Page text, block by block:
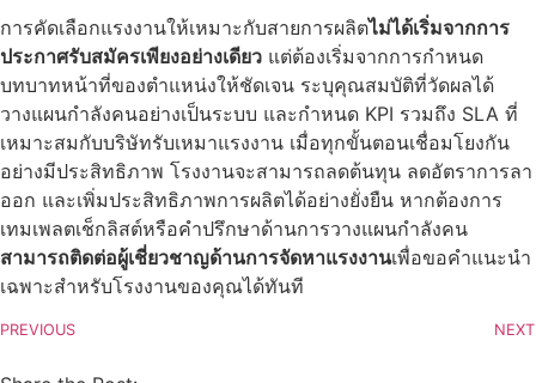
การคัดเลือกแรงงานให้เหมาะกับสายการผลิตไม่ได้เริ่มจากการ
ประกาศรับสมัครเพียงอย่างเดียว แต่ต้องเริ่มจากการกำหนด
บทบาทหน้าที่ของตำแหน่งให้ชัดเจน ระบุคุณสมบัติที่วัดผลได้
วางแผนกำลังคนอย่างเป็นระบบ และกำหนด KPI รวมถึง SLA ที่
เหมาะสมกับบริษัทรับเหมาแรงงาน เมื่อทุกขั้นตอนเชื่อมโยงกัน
อย่างมีประสิทธิภาพ โรงงานจะสามารถลดต้นทุน ลดอัตราการลา
ออก และเพิ่มประสิทธิภาพการผลิตได้อย่างยั่งยืน หากต้องการ
เทมเพลตเช็กลิสต์หรือคำปรึกษาด้านการวางแผนกำลังคน
สามารถติดต่อผู้เชี่ยวชาญด้านการจัดหาแรงงานเพื่อขอคำแนะนำ
เฉพาะสำหรับโรงงานของคุณได้ทันที
PREVIOUS NEXT